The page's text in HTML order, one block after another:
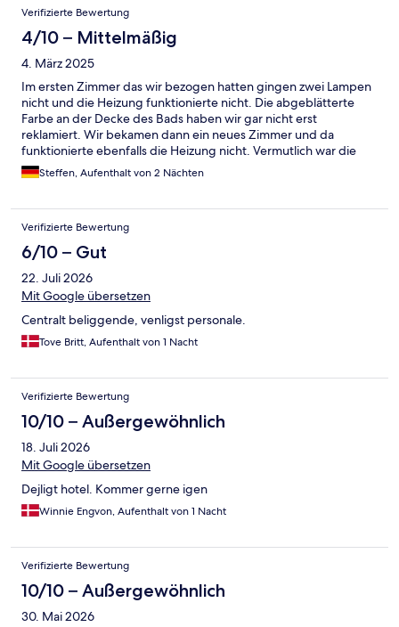
Verifizierte Bewertung
4/10 – Mittelmäßig
4. März 2025
Im ersten Zimmer das wir bezogen hatten gingen zwei Lampen
nicht und die Heizung funktionierte nicht. Die abgeblätterte
Farbe an der Decke des Bads haben wir gar nicht erst
reklamiert. Wir bekamen dann ein neues Zimmer und da
funktionierte ebenfalls die Heizung nicht. Vermutlich war die
Heizung ausgeschaltet, denn nach unserer Rückkehr war die
Heizung an. Am nächsten Abend war die Heizung wieder aus
ein anderes Zimmer geben. Als wir Ihn daran erinnerten, evtl.
die Heizung einzuschalten tat er dies wohl, denn die Heizkörper
wurden wieder warm. Man kann ja energiesparen, aber nicht
so. Für uns war es der erste und letzte Besuch in diesem Haus.
Steffen, Aufenthalt von 2 Nächten
Verifizierte Bewertung
6/10 – Gut
22. Juli 2026
Mit Google übersetzen
Centralt beliggende, venligst personale.
Tove Britt, Aufenthalt von 1 Nacht
Verifizierte Bewertung
10/10 – Außergewöhnlich
18. Juli 2026
Mit Google übersetzen
Dejligt hotel. Kommer gerne igen
Winnie Engvon, Aufenthalt von 1 Nacht
Verifizierte Bewertung
10/10 – Außergewöhnlich
30. Mai 2026